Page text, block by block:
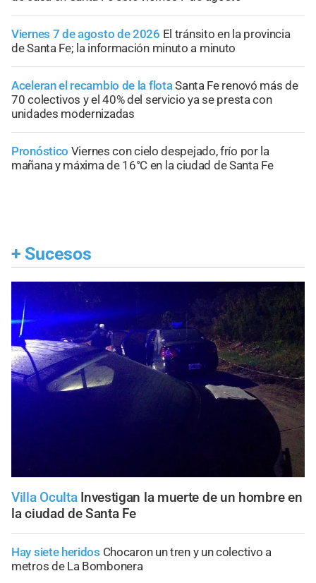
Viernes 7 de agosto de 2026 El tránsito en la provincia
de Santa Fe; la información minuto a minuto
Aceleran el recambio de la flotaSanta Fe renovó más de
70 colectivos y el 40% del servicio ya se presta con
unidades modernizadas
Pronóstico Viernes con cielo despejado, frío por la
mañana y máxima de 16°C en la ciudad de Santa Fe
+ Sucesos
Villa Oculta Investigan la muerte de un hombre en
la ciudad de Santa Fe
Hay siete heridos Chocaron un tren y un colectivo a
metros de La Bombonera